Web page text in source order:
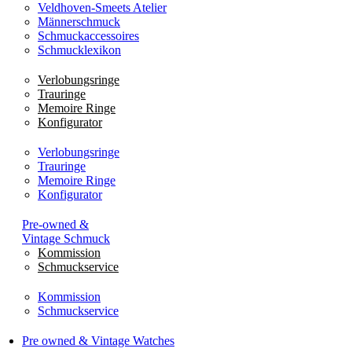
Veldhoven-Smeets Atelier
Männerschmuck
Schmuckaccessoires
Schmucklexikon
Verlobungsringe
Trauringe
Memoire Ringe
Konfigurator
Verlobungsringe
Trauringe
Memoire Ringe
Konfigurator
Pre-owned &
Vintage Schmuck
Kommission
Schmuckservice
Kommission
Schmuckservice
Pre owned & Vintage Watches